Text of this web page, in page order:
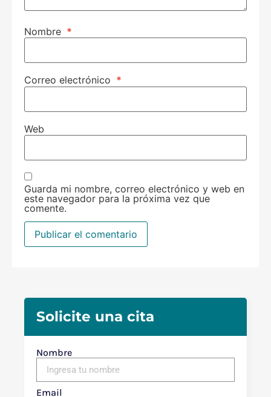
Nombre *
Correo electrónico *
Web
Guarda mi nombre, correo electrónico y web en
este navegador para la próxima vez que
comente.
Solicite una cita
Nombre
Email